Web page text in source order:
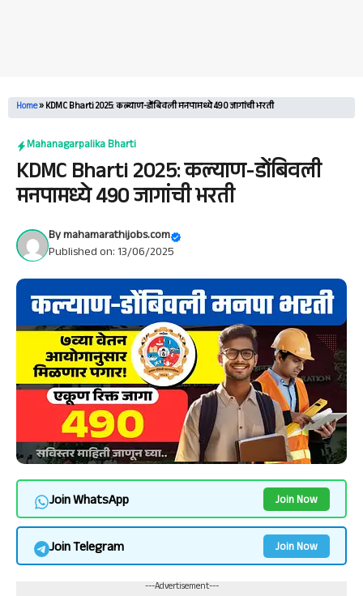
Home»KDMC Bharti 2025: कल्याण-डोंबिवली मनपामध्ये 490 जागांची भरती
Mahanagarpalika Bharti
KDMC Bharti 2025: कल्याण-डोंबिवली
मनपामध्ये 490 जागांची भरती
Bymahamarathijobs.com
Published on: 13/06/2025
Join WhatsApp Join Now
Join Telegram Join Now
---Advertisement---